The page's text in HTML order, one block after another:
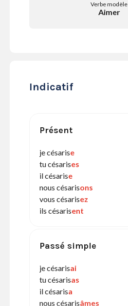
Verbe modèle
Aimer
Indicatif
Présent
je césarise
tu césarises
il césarise
nous césarisons
vous césarisez
ils césarisent
Passé simple
je césarisai
tu césarisas
il césarisa
nous césarisâmes